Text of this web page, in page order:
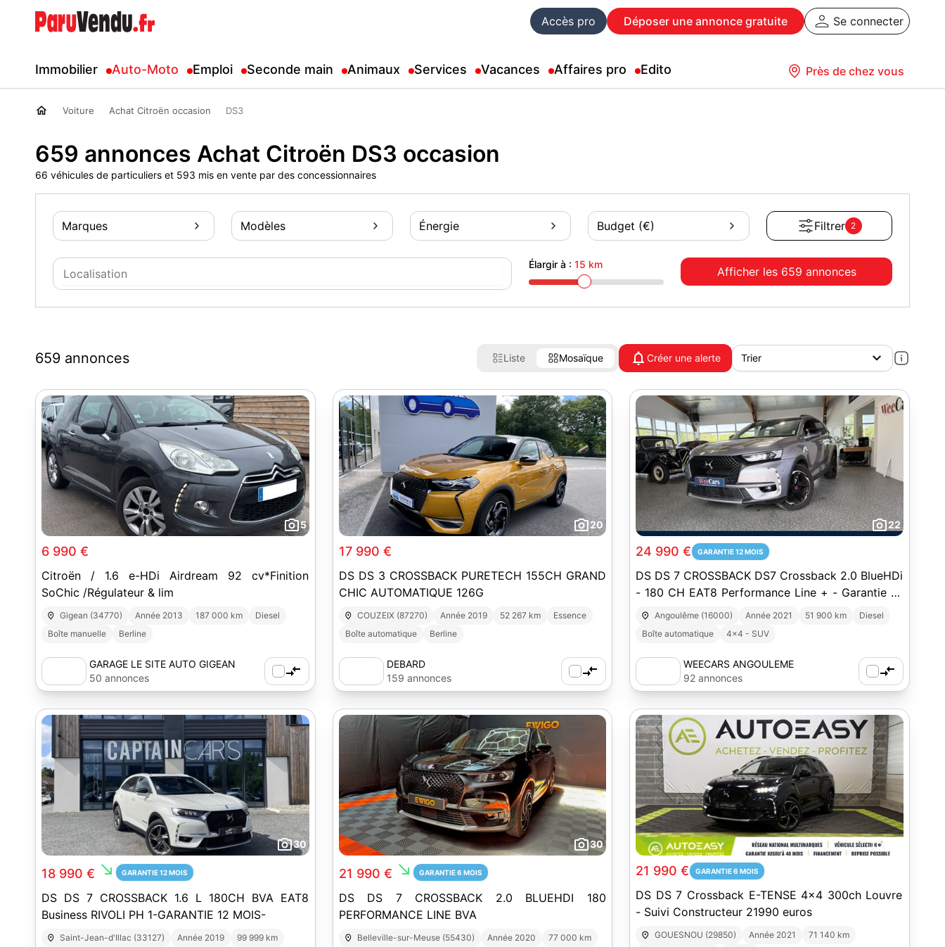
Accès pro Déposer une annonce gratuite Se connecter
Immobilier Auto-Moto Emploi Seconde main Animaux Services Vacances Affaires pro Edito Près de chez vous
Voiture Achat Citroën occasion DS3
659 annonces Achat Citroën DS3 occasion
66 véhicules de particuliers et 593 mis en vente par des concessionnaires
Marques Modèles Énergie Budget (€) Filtrer 2
Élargir à : 15 km
Afficher les 659 annonces
659 annonces Liste Mosaïque Créer une alerte
5
6 990 €
Citroën / 1.6 e-HDi Airdream 92 cv*Finition
SoChic /Régulateur & lim
Gigean (34770) Année 2013 187 000 km
Diesel
Boîte manuelle
Berline
GARAGE LE SITE AUTO GIGEAN
50 annonces
20
17 990 €
DS DS 3 CROSSBACK PURETECH 155CH GRAND
CHIC AUTOMATIQUE 126G
COUZEIX (87270) Année 2019 52 267 km
Essence
Boîte automatique
Berline
DEBARD
159 annonces
22
24 990 € GARANTIE 12 MOIS
DS DS 7 CROSSBACK DS7 Crossback 2.0 BlueHDi
- 180 CH EAT8 Performance Line + - Garantie 12
moisAngoulême (16000) Année 2021 51 900 km
Diesel
Boîte automatique
4x4 - SUV
WEECARS ANGOULEME
92 annonces
30
18 990 € south_east GARANTIE 12 MOIS
DS DS 7 CROSSBACK 1.6 L 180CH BVA EAT8
Business RIVOLI PH 1-GARANTIE 12 MOIS-
Saint-Jean-d'Illac (33127) Année 2019
99 999 km
30
21 990 € south_east GARANTIE 6 MOIS
DS DS 7 CROSSBACK 2.0 BLUEHDI 180
PERFORMANCE LINE BVA
Belleville-sur-Meuse (55430) Année 2020
77 000 km
21 990 € GARANTIE 6 MOIS
DS DS 7 Crossback E-TENSE 4x4 300ch Louvre
- Suivi Constructeur 21990 euros
GOUESNOU (29850) Année 2021
71 140 km